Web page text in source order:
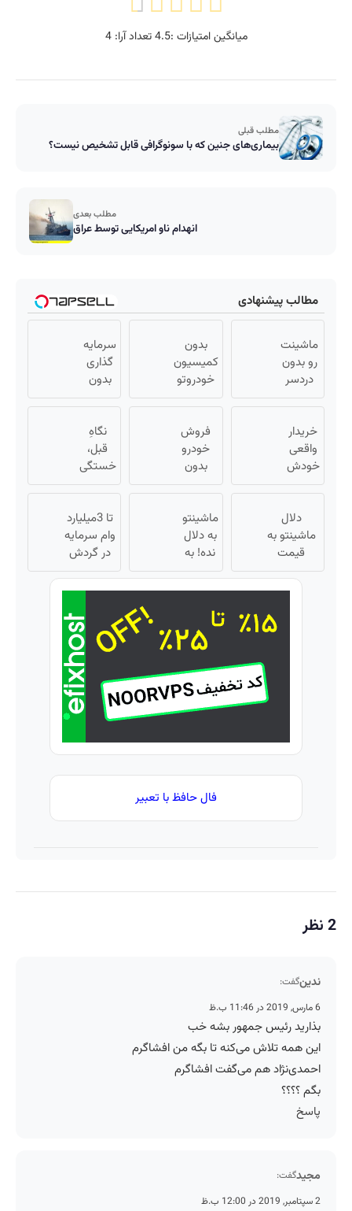
میانگین امتیازات :4.5تعداد آرا:4
مطلب قبلی
بیماری‌های جنین که با سونوگرافی قابل تشخیص نیست؟
مطلب بعدی
انهدام ناو امریکایی توسط عراق
مطالب پیشنهادی
ماشینت
رو بدون
دردسر
بفروش |
کمسیون
😍
بدون
کمیسیون
خودروتو
بفروش
سرمایه
گذاری
بدون
ریسک
38
درصد
سالانه
📈
خریدار
واقعی
خودش
میاد!
فوری
ماشین
در
همراه
مکانیک
فروش
خودرو
بدون
کمیسیون
نگاهِ
قبل،
خستگی
داشت...
بعد،
انرژی
داره 🌸
بلفا با
25%
دلال
ماشینتو به
قیمت
نمیخره! بیا
اینجا به
بفروش*فقط
ماشینتو
به دلال
نده! به
مصرف
کننده
بدون
پاسخ
تماس
تا 3میلیارد
وام سرمایه
در گردش
فروشندگان
=>
رو ثبت کن
فال حافظ با تعبیر
2 نظر
ندینگفت:
6 مارس, 2019 در 11:46 ب.ظ
بذارید رئیس جمهور بشه خب
این همه تلاش می‌کنه تا بگه من افشاگرم
احمدی‌نژاد هم می‌گفت افشاگرم
بگم ؟؟؟؟
پاسخ
مجیدگفت:
2 سپتامبر, 2019 در 12:00 ب.ظ